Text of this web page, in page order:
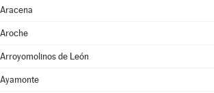
Aracena
Aroche
Arroyomolinos de León
Ayamonte